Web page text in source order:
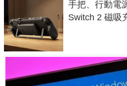
手把、行動電
Switch 2 磁吸